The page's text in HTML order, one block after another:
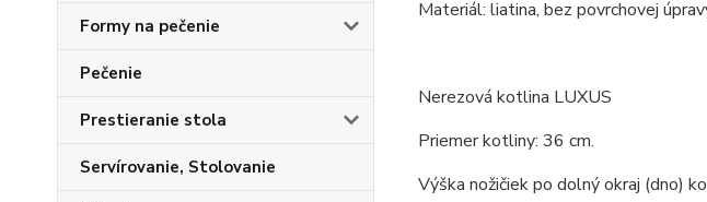
Formy na pečenie
Pečenie
Prestieranie stola
Servírovanie, Stolovanie
Materiál: liatina, bez povrchovej
Nerezová kotlina LUXUS
Priemer kotliny: 36 cm.
Výška nožičiek po dolný okraj (dno)